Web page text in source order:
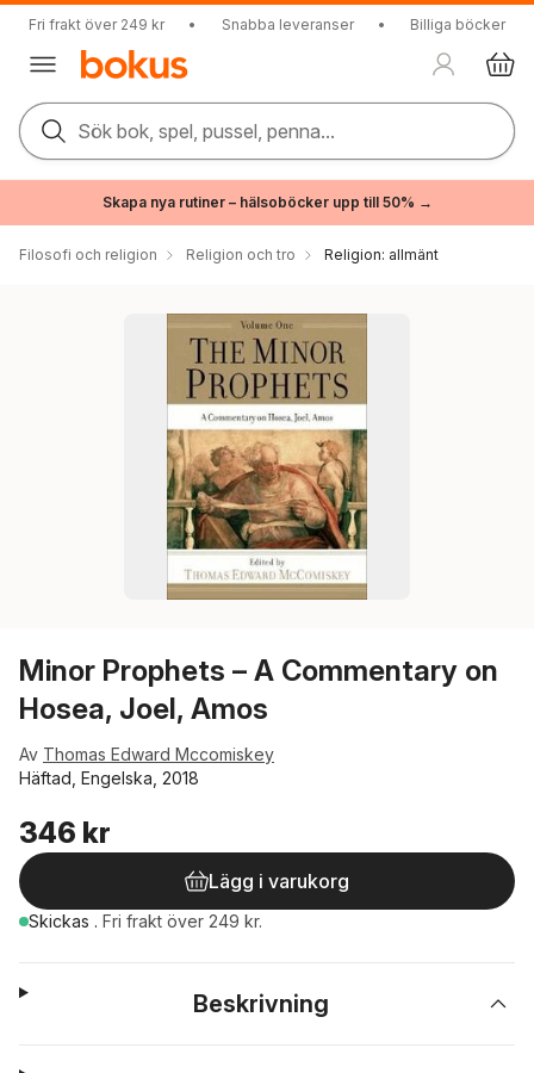
Fri frakt över 249 kr • Snabba leveranser • Billiga böcker
Sök bok, spel, pussel, penna...
Skapa nya rutiner – hälsoböcker upp till 50% →
Filosofi och religion Religion och tro Religion: allmänt
Minor Prophets – A Commentary on
Hosea, Joel, Amos
Av Thomas Edward Mccomiskey
Häftad, Engelska, 2018
346 kr
Lägg i varukorg
Skickas . Fri frakt över 249 kr.
Beskrivning